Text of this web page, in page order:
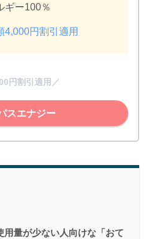
ギー100％
4,000円割引適用
円割引適用／
スエナジー
量が少ない人向けな「おて